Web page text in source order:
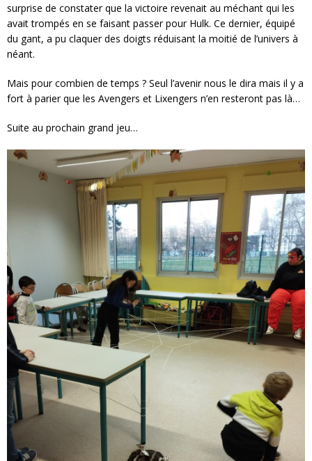
surprise de constater que la victoire revenait au méchant qui les
avait trompés en se faisant passer pour Hulk. Ce dernier, équipé
du gant, a pu claquer des doigts réduisant la moitié de l’univers à
néant.
Mais pour combien de temps ? Seul l’avenir nous le dira mais il y a
fort à parier que les Avengers et Lixengers n’en resteront pas là…
Suite au prochain grand jeu…